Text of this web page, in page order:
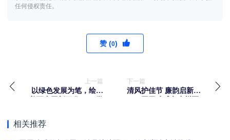
任何侵权责任。
赞 (0)
上一篇
以绿色发展为笔，绘就
奋力担当环保节能央企
下一篇
清风护佳节 廉韵启新程
相关推荐